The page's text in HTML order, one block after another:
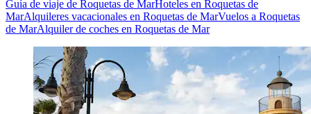
Guía de viaje de Roquetas de MarHoteles en Roquetas de
MarAlquileres vacacionales en Roquetas de MarVuelos a Roquetas
de MarAlquiler de coches en Roquetas de Mar